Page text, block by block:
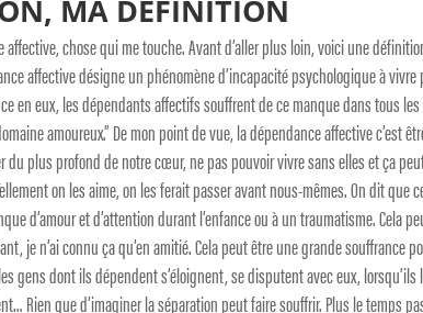
MA DÉFINITION
affective, chose qui me touche. Avant d’aller plus loin, voici une
affective désigne un phénomène d’incapacité psychologique à vivre
en eux, les dépendants affectifs souffrent de ce manque dans tous
amoureux.” De mon point de vue, la dépendance affective c’est
du plus profond de notre cœur, ne pas pouvoir vivre sans elles et ça
on les aime, on les ferait passer avant nous-mêmes. On dit que
d’amour et d’attention durant l’enfance ou à un traumatisme. Cela
je n’ai connu ça qu’en amitié. Cela peut être une grande souffrance
gens dont ils dépendent s’éloignent, se disputent avec eux, lorsqu’ils
Rien que d’imaginer la séparation peut faire souffrir. Plus le temps